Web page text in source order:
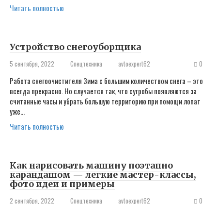
Читать полностью
Устройство снегоуборщика
5 сентября, 2022 Спецтехника avtoexpert62 0
Работа снегоочистителя Зима с большим количеством снега – это
всегда прекрасно. Но случается так, что сугробы появляются за
считанные часы и убрать большую территорию при помощи лопат
уже…
Читать полностью
Как нарисовать машину поэтапно
карандашом — легкие мастер-классы,
фото идеи и примеры
2 сентября, 2022 Спецтехника avtoexpert62 0